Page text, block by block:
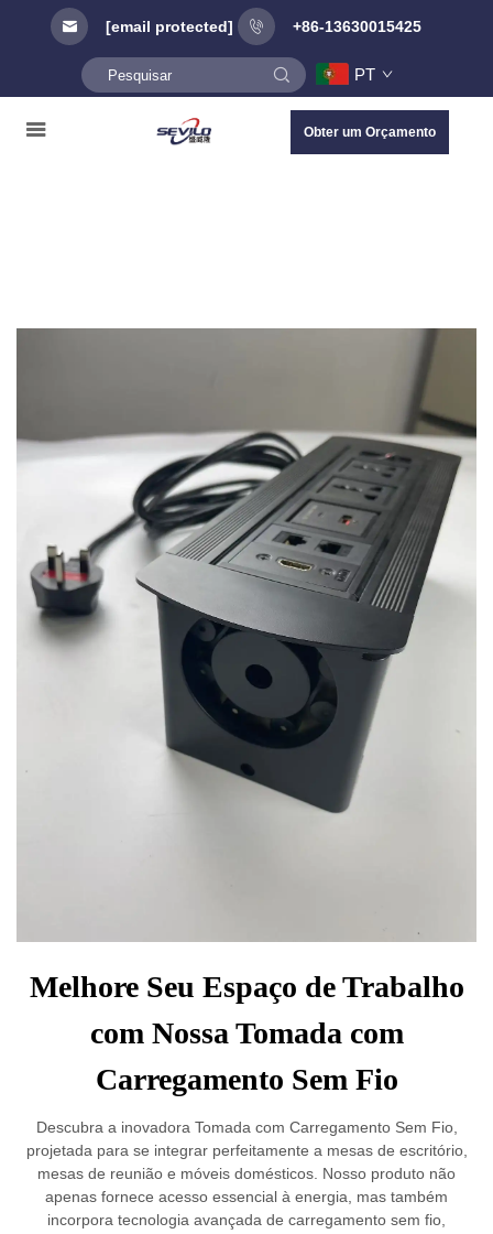
[email protected] +86-13630015425
PT
Obter um Orçamento
Melhore Seu Espaço de Trabalho
com Nossa Tomada com
Carregamento Sem Fio
Descubra a inovadora Tomada com Carregamento Sem Fio,
projetada para se integrar perfeitamente a mesas de escritório,
mesas de reunião e móveis domésticos. Nosso produto não
apenas fornece acesso essencial à energia, mas também
incorpora tecnologia avançada de carregamento sem fio,